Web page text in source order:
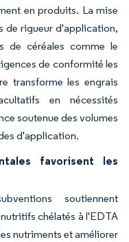
en produits. La mise
de rigueur d'application,
de céréales comme le
de conformité les
transforme les engrais
en nécessités
soutenue des volumes
d'application.
favorisent les
soutiennent
chélatés à l'EDTA
nutriments et améliorer